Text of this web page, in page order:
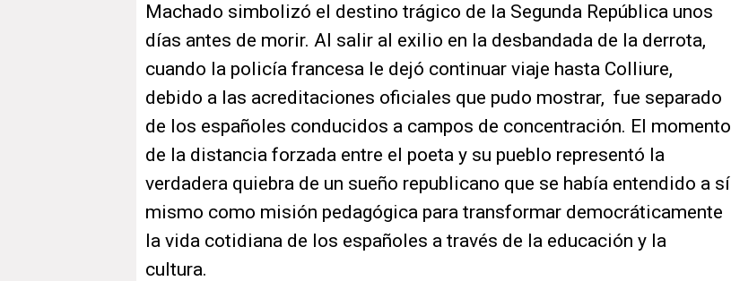
Machado simbolizó el destino trágico de la Segunda República unos
días antes de morir. Al salir al exilio en la desbandada de la derrota,
cuando la policía francesa le dejó continuar viaje hasta Colliure,
debido a las acreditaciones oficiales que pudo mostrar, fue separado
de los españoles conducidos a campos de concentración. El momento
de la distancia forzada entre el poeta y su pueblo representó la
verdadera quiebra de un sueño republicano que se había entendido a sí
mismo como misión pedagógica para transformar democráticamente
la vida cotidiana de los españoles a través de la educación y la
cultura.